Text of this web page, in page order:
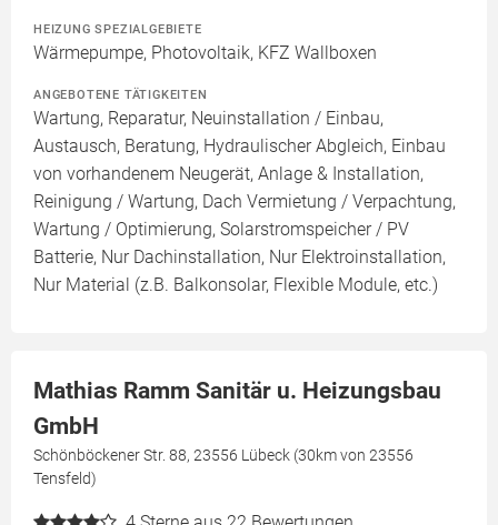
HEIZUNG SPEZIALGEBIETE
Wärmepumpe, Photovoltaik, KFZ Wallboxen
ANGEBOTENE TÄTIGKEITEN
Wartung, Reparatur, Neuinstallation / Einbau,
Austausch, Beratung, Hydraulischer Abgleich, Einbau
von vorhandenem Neugerät, Anlage & Installation,
Reinigung / Wartung, Dach Vermietung / Verpachtung,
Wartung / Optimierung, Solarstromspeicher / PV
Batterie, Nur Dachinstallation, Nur Elektroinstallation,
Nur Material (z.B. Balkonsolar, Flexible Module, etc.)
Mathias Ramm Sanitär u. Heizungsbau
GmbH
Schönböckener Str. 88, 23556 Lübeck (30km von 23556
Tensfeld)